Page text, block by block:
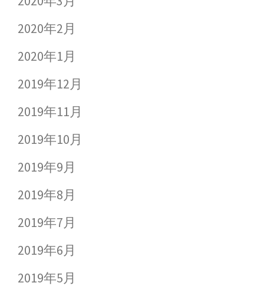
2020年2月
2020年1月
2019年12月
2019年11月
2019年10月
2019年9月
2019年8月
2019年7月
2019年6月
2019年5月